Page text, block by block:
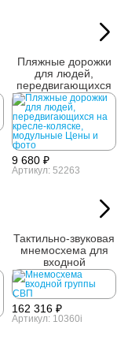
Пляжные дорожки
для людей,
передвигающихся
на кресле-коляске,
модульные
9 680 ₽
Артикул: 52263
Тактильно-звуковая
мнемосхема для
входной
группы,СВП
162 316 ₽
Артикул: 10360i